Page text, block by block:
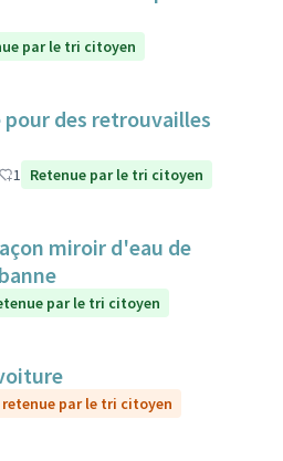
par le tri citoyen
des retrouvailles
1 Retenue par le tri citoyen
miroir d'eau de
par le tri citoyen
retenue par le tri citoyen